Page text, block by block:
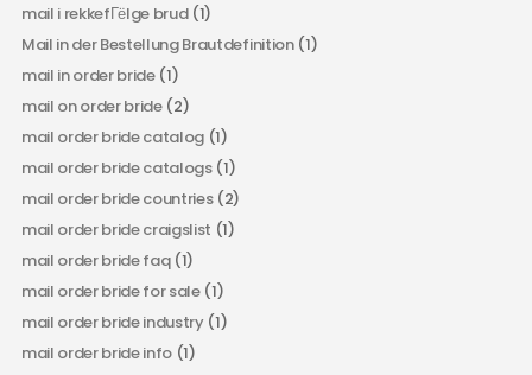
mail i rekkefГёlge brud(1)
Mail in der Bestellung Brautdefinition(1)
mail in order bride(1)
mail on order bride(2)
mail order bride catalog (1)
mail order bride catalogs(1)
mail order bride countries(2)
mail order bride craigslist (1)
mail order bride faq(1)
mail order bride for sale(1)
mail order bride industry(1)
mail order bride info (1)